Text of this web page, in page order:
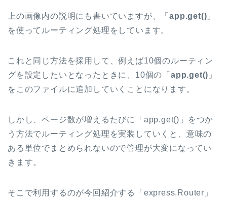
上の画像内の説明にも書いていますが、「app.get() 」
を使ってルーティング処理をしています。
これと同じ方法を採用して、例えば10個のルーティン
グを設定したいとなったときに、10個の「 app.get() 」
をこのファイルに追加していくことになります。
しかし、ページ数が増えるたびに「app.get()」をつか
う方法でルーティング処理を実装していくと、意味の
ある単位でまとめられないので管理が大変になってい
きます。
そこで利用するのが今回紹介する「express.Router」